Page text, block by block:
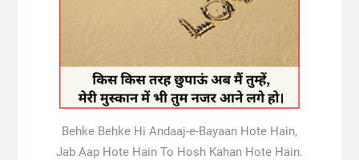
Behke Behke Hi Andaaj-e-Bayaan Hote Hain,
Jab Aap Hote Hain To Hosh Kahan Hote Hain.